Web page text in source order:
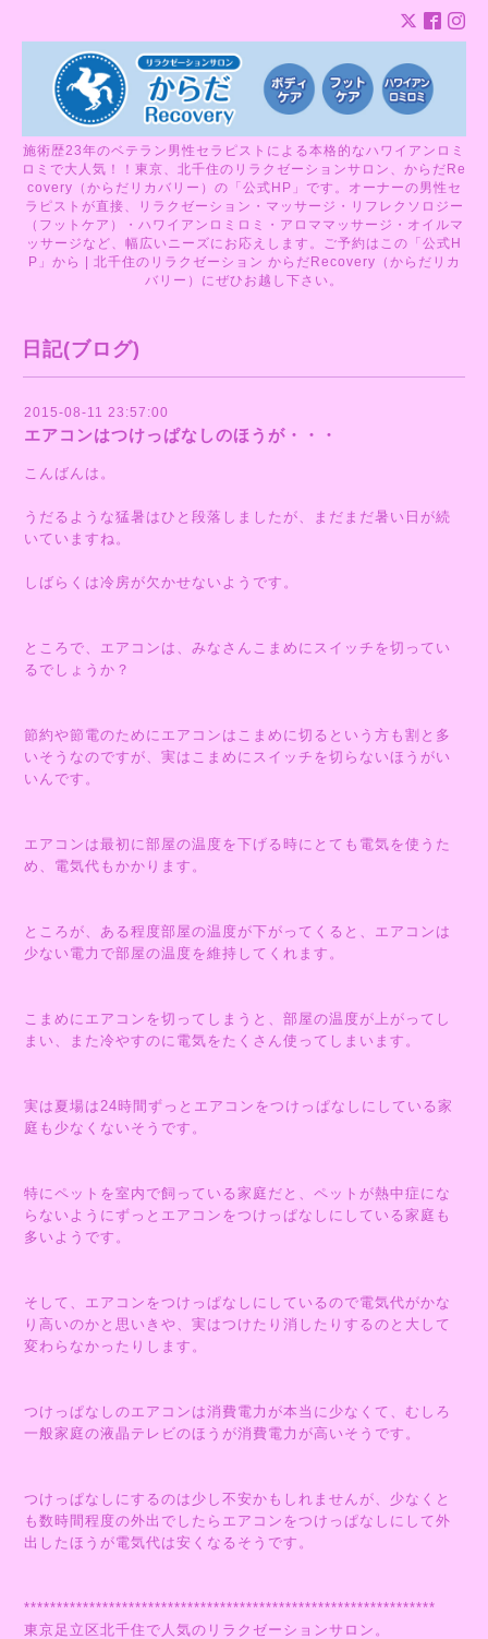
施術歴23年のベテラン男性セラピストによる本格的なハワイアンロミ
ロミで大人気！！東京、北千住のリラクゼーションサロン、からだRe
covery（からだリカバリー）の「公式HP」です。オーナーの男性セ
ラピストが直接、リラクゼーション・マッサージ・リフレクソロジー
（フットケア）・ハワイアンロミロミ・アロママッサージ・オイルマ
ッサージなど、幅広いニーズにお応えします。ご予約はこの「公式H
P」から | 北千住のリラクゼーション からだRecovery（からだリカ
バリー）にぜひお越し下さい。
日記(ブログ)
2015-08-11 23:57:00
エアコンはつけっぱなしのほうが・・・
こんばんは。
うだるような猛暑はひと段落しましたが、まだまだ暑い日が続
いていますね。
しばらくは冷房が欠かせないようです。
ところで、エアコンは、みなさんこまめにスイッチを切ってい
るでしょうか？
節約や節電のためにエアコンはこまめに切るという方も割と多
いそうなのですが、実はこまめにスイッチを切らないほうがい
いんです。
エアコンは最初に部屋の温度を下げる時にとても電気を使うた
め、電気代もかかります。
ところが、ある程度部屋の温度が下がってくると、エアコンは
少ない電力で部屋の温度を維持してくれます。
こまめにエアコンを切ってしまうと、部屋の温度が上がってし
まい、また冷やすのに電気をたくさん使ってしまいます。
実は夏場は24時間ずっとエアコンをつけっぱなしにしている家
庭も少なくないそうです。
特にペットを室内で飼っている家庭だと、ペットが熱中症にな
らないようにずっとエアコンをつけっぱなしにしている家庭も
多いようです。
そして、エアコンをつけっぱなしにしているので電気代がかな
り高いのかと思いきや、実はつけたり消したりするのと大して
変わらなかったりします。
つけっぱなしのエアコンは消費電力が本当に少なくて、むしろ
一般家庭の液晶テレビのほうが消費電力が高いそうです。
つけっぱなしにするのは少し不安かもしれませんが、少なくと
も数時間程度の外出でしたらエアコンをつけっぱなしにして外
出したほうが電気代は安くなるそうです。
***************************************************************
東京足立区北千住で人気のリラクゼーションサロン。